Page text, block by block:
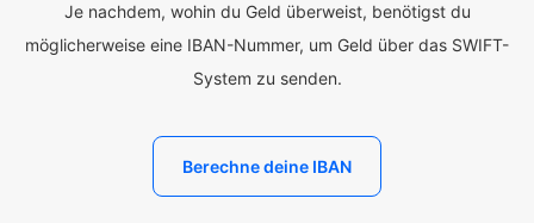
Je nachdem, wohin du Geld überweist, benötigst du
möglicherweise eine IBAN-Nummer, um Geld über das SWIFT-
System zu senden.
Berechne deine IBAN